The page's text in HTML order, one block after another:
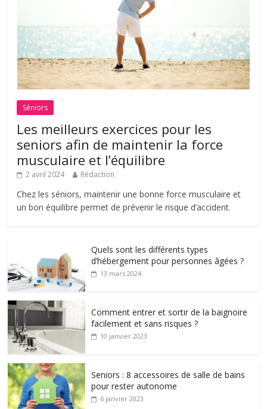
Séniors
Les meilleurs exercices pour les
seniors afin de maintenir la force
musculaire et l’équilibre
2 avril 2024 Rédaction
Chez les séniors, maintenir une bonne force musculaire et
un bon équilibre permet de prévenir le risque d’accident.
Quels sont les différents types
d’hébergement pour personnes âgées ?
13 mars 2024
Comment entrer et sortir de la baignoire
facilement et sans risques ?
10 janvier 2023
Seniors : 8 accessoires de salle de bains
pour rester autonome
6 janvier 2023